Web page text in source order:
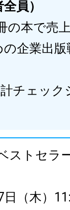
員）
の本で売
企業出
チェック
ストセラ
（木）